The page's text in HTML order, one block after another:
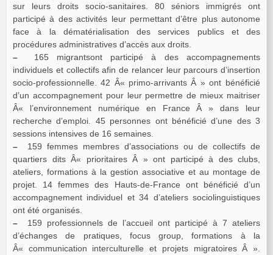
sur leurs droits socio-sanitaires. 80 séniors immigrés ont
participé à des activités leur permettant d’être plus autonome
face à la dématérialisation des services publics et des
procédures administratives d’accès aux droits.
– 165 migrantsont participé à des accompagnements
individuels et collectifs afin de relancer leur parcours d’insertion
socio-professionnelle. 42 Â« primo-arrivants Â » ont bénéficié
d’un accompagnement pour leur permettre de mieux maitriser
Â« l’environnement numérique en France Â » dans leur
recherche d’emploi. 45 personnes ont bénéficié d’une des 3
sessions intensives de 16 semaines.
– 159 femmes membres d’associations ou de collectifs de
quartiers dits Â« prioritaires Â » ont participé à des clubs,
ateliers, formations à la gestion associative et au montage de
projet. 14 femmes des Hauts-de-France ont bénéficié d’un
accompagnement individuel et 34 d’ateliers sociolinguistiques
ont été organisés.
– 159 professionnels de l’accueil ont participé à 7 ateliers
d’échanges de pratiques, focus group, formations à la
Â« communication interculturelle et projets migratoires Â ».